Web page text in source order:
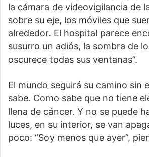
la cámara de videovigilancia de
sobre su eje, los móviles que
alrededor. El hospital parece
susurro un adiós, la sombra de
oscurece todas sus ventanas”.
El mundo seguirá su camino sin
sabe. Como sabe que no tiene
llena de cáncer. Y no se puede
luces, en su interior, se van
poco: “Soy menos que ayer”,